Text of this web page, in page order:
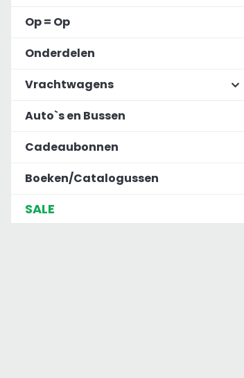
Op = Op
Onderdelen
Vrachtwagens
Auto`s en Bussen
Cadeaubonnen
Boeken/Catalogussen
SALE